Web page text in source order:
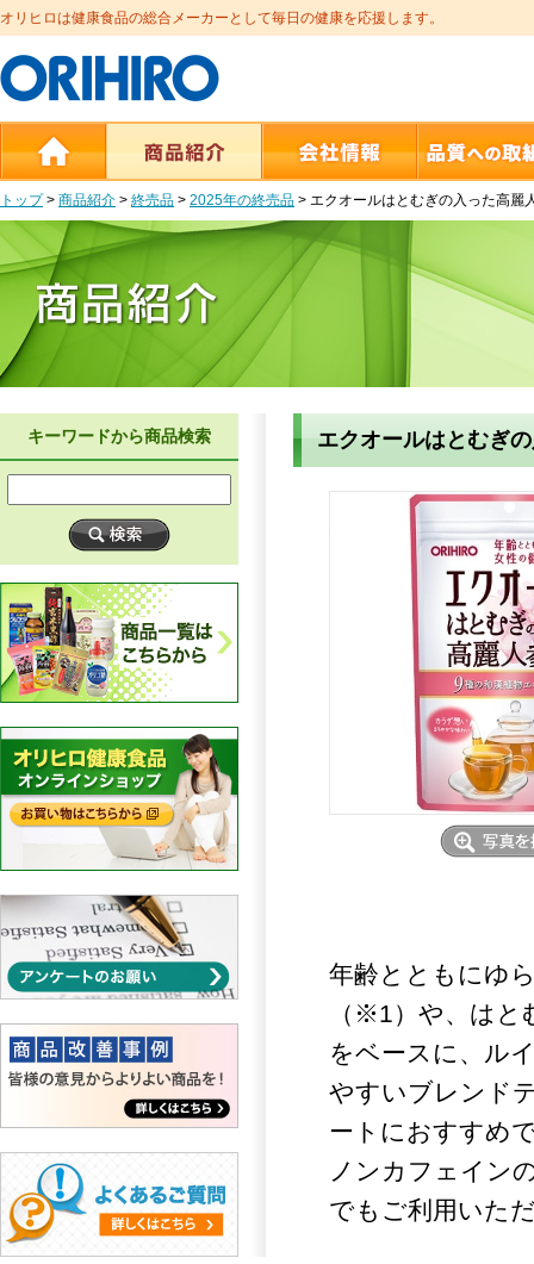
オリヒロは健康食品の総合メーカーとして毎日の健康を応援します。
トップ> 商品紹介 > 終売品 > 2025年の終売品 > エクオールはとむぎの入った高麗
キーワードから商品検索 エクオールはとむぎ
年齢とともにゆ
（※1）や、は
をベースに、ル
やすいブレンド
ートにおすすめ
ノンカフェイン
でもご利用いた